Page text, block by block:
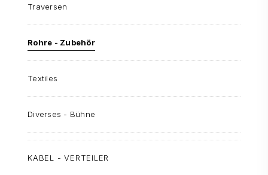
Traversen
Rohre - Zubehör
Textiles
Diverses - Bühne
KABEL - VERTEILER